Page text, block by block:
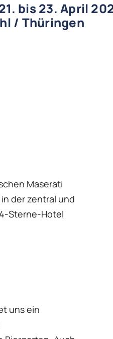
bis 23. April
/ Thüringen
Maserati
der zentral und
Sterne-Hotel
uns ein